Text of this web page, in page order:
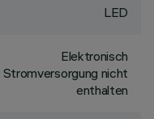
LED
Elektronisch
Stromversorgung nicht
enthalten